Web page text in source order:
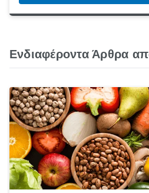
Ενδιαφέροντα Άρθρα